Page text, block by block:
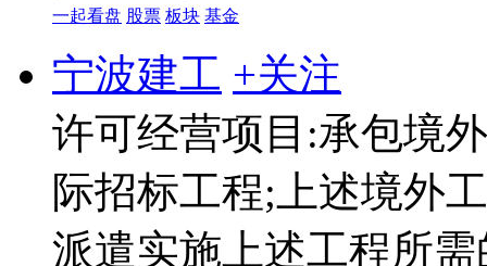
一起看盘 股票 板块 基金
宁波建工 +关注
许可经营项目:承包境
际招标工程;上述境外
派遣实施上述工程所